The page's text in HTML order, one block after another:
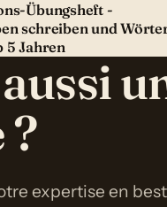
Übungsheft -
schreiben und
5 Jahren
expertise en